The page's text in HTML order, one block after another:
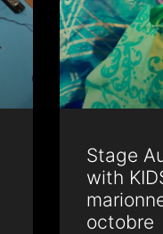
Stage
with
octobre